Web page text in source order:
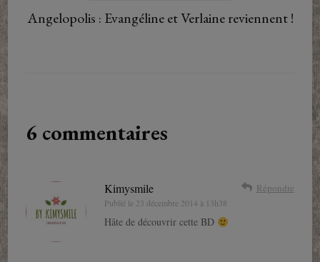
Angelopolis : Evangéline et Verlaine reviennent !
6 commentaires
Kimysmile
Publié le 23 décembre 2014 à 13h38
Répondre
Hâte de découvrir cette BD